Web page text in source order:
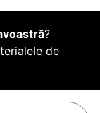
?
de